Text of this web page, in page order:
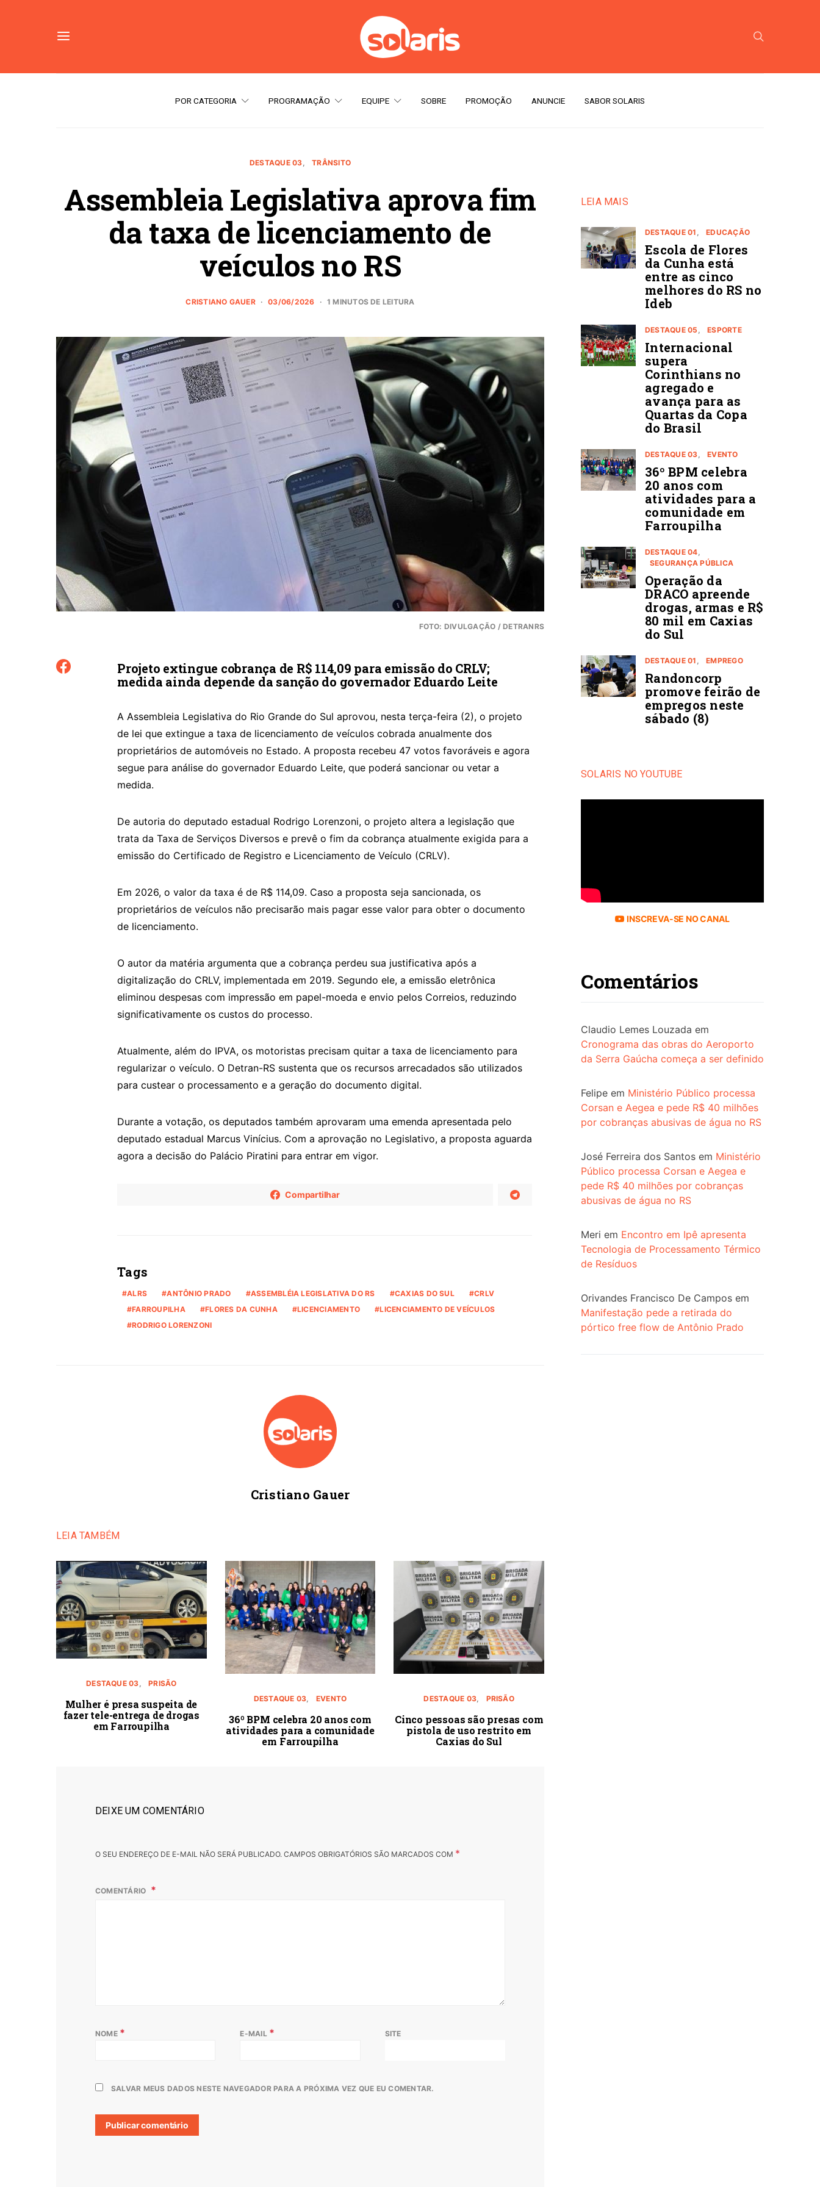
POR CATEGORIA PROGRAMAÇÃO EQUIPE SOBRE PROMOÇÃO ANUNCIE SABOR SOLARIS
DESTAQUE 03 TRÂNSITO
Assembleia Legislativa aprova fim
da taxa de licenciamento de
veículos no RS
CRISTIANO GAUER 03/06/2026 1 MINUTOS DE LEITURA
FOTO: DIVULGAÇÃO / DETRANRS
Projeto extingue cobrança de R$ 114,09 para emissão do CRLV;
medida ainda depende da sanção do governador Eduardo Leite
A Assembleia Legislativa do Rio Grande do Sul aprovou, nesta terça-feira (2), o projeto
de lei que extingue a taxa de licenciamento de veículos cobrada anualmente dos
proprietários de automóveis no Estado. A proposta recebeu 47 votos favoráveis e agora
segue para análise do governador Eduardo Leite, que poderá sancionar ou vetar a
medida.
De autoria do deputado estadual Rodrigo Lorenzoni, o projeto altera a legislação que
trata da Taxa de Serviços Diversos e prevê o fim da cobrança atualmente exigida para a
emissão do Certificado de Registro e Licenciamento de Veículo (CRLV).
Em 2026, o valor da taxa é de R$ 114,09. Caso a proposta seja sancionada, os
proprietários de veículos não precisarão mais pagar esse valor para obter o documento
de licenciamento.
O autor da matéria argumenta que a cobrança perdeu sua justificativa após a
digitalização do CRLV, implementada em 2019. Segundo ele, a emissão eletrônica
eliminou despesas com impressão em papel-moeda e envio pelos Correios, reduzindo
significativamente os custos do processo.
Atualmente, além do IPVA, os motoristas precisam quitar a taxa de licenciamento para
regularizar o veículo. O Detran-RS sustenta que os recursos arrecadados são utilizados
para custear o processamento e a geração do documento digital.
Durante a votação, os deputados também aprovaram uma emenda apresentada pelo
deputado estadual Marcus Vinícius. Com a aprovação no Legislativo, a proposta aguarda
agora a decisão do Palácio Piratini para entrar em vigor.
Compartilhar
Tags
ALRS ANTÔNIO PRADO ASSEMBLÉIA LEGISLATIVA DO RS CAXIAS DO SUL
CRLV
FARROUPILHA
FLORES DA CUNHA LICENCIAMENTO
LICENCIAMENTO DE VEÍCULOS
RODRIGO LORENZONI
Cristiano Gauer
LEIA TAMBÉM
DESTAQUE 03 PRISÃO
Mulher é presa suspeita de
fazer tele-entrega de drogas
em Farroupilha
DESTAQUE 03 EVENTO
36º BPM celebra 20 anos com
atividades para a comunidade
em Farroupilha
DESTAQUE 03 PRISÃO
Cinco pessoas são presas com
pistola de uso restrito em
Caxias do Sul
DEIXE UM COMENTÁRIO
O SEU ENDEREÇO DE E-MAIL NÃO SERÁ PUBLICADO. CAMPOS OBRIGATÓRIOS SÃO MARCADOS COM *
COMENTÁRIO
NOME * E-MAIL * SITE
SALVAR MEUS DADOS NESTE NAVEGADOR PARA A PRÓXIMA VEZ QUE EU COMENTAR.
LEIA MAIS
DESTAQUE 01 EDUCAÇÃO
Escola de Flores
da Cunha está
entre as cinco
melhores do RS no
Ideb
DESTAQUE 05 ESPORTE
Internacional
supera
Corinthians no
agregado e
avança para as
Quartas da Copa
do Brasil
DESTAQUE 03 EVENTO
36º BPM celebra
20 anos com
atividades para a
comunidade em
Farroupilha
DESTAQUE 04
SEGURANÇA PÚBLICA
Operação da
DRACO apreende
drogas, armas e R$
80 mil em Caxias
do Sul
DESTAQUE 01 EMPREGO
Randoncorp
promove feirão de
empregos neste
sábado (8)
SOLARIS NO YOUTUBE
INSCREVA-SE NO CANAL
Comentários
Claudio Lemes Louzada em
Cronograma das obras do Aeroporto
da Serra Gaúcha começa a ser definido
Felipe em Ministério Público processa
Corsan e Aegea e pede R$ 40 milhões
por cobranças abusivas de água no RS
José Ferreira dos Santos em Ministério
Público processa Corsan e Aegea e
pede R$ 40 milhões por cobranças
abusivas de água no RS
Meri em Encontro em Ipê apresenta
Tecnologia de Processamento Térmico
de Resíduos
Orivandes Francisco De Campos em
Manifestação pede a retirada do
pórtico free flow de Antônio Prado